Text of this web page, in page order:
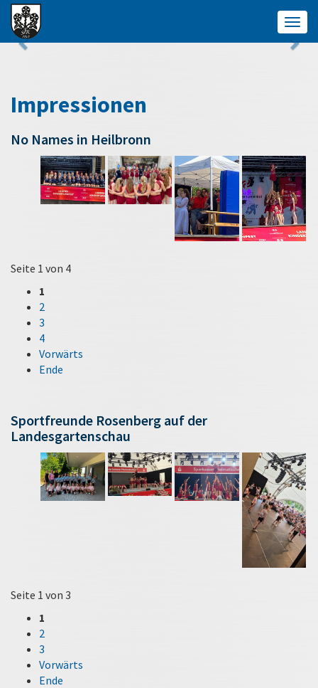
Impressionen
No Names in Heilbronn
Seite 1 von 4
1
2
3
4
Vorwärts
Ende
Sportfreunde Rosenberg auf der
Landesgartenschau
Seite 1 von 3
1
2
3
Vorwärts
Ende